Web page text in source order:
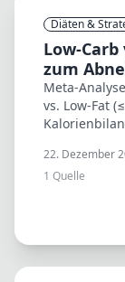
Diäten &
Low-
zum
Meta-
vs. Low-Fat
22. Dezember
1 Quelle